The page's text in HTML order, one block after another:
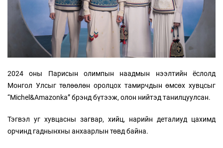
2024 оны Парисын олимпын наадмын нээлтийн ёслолд
Монгол Улсыг төлөөлөн оролцох тамирчдын өмсөх хувцсыг
“Michel&Amazonka” брэнд бүтээж, олон нийтэд танилцуулсан.
Тэгвэл уг хувцасны загвар, хийц, нарийн деталиуд цахимд
орчинд гаднынхны анхаарлын төвд байна.